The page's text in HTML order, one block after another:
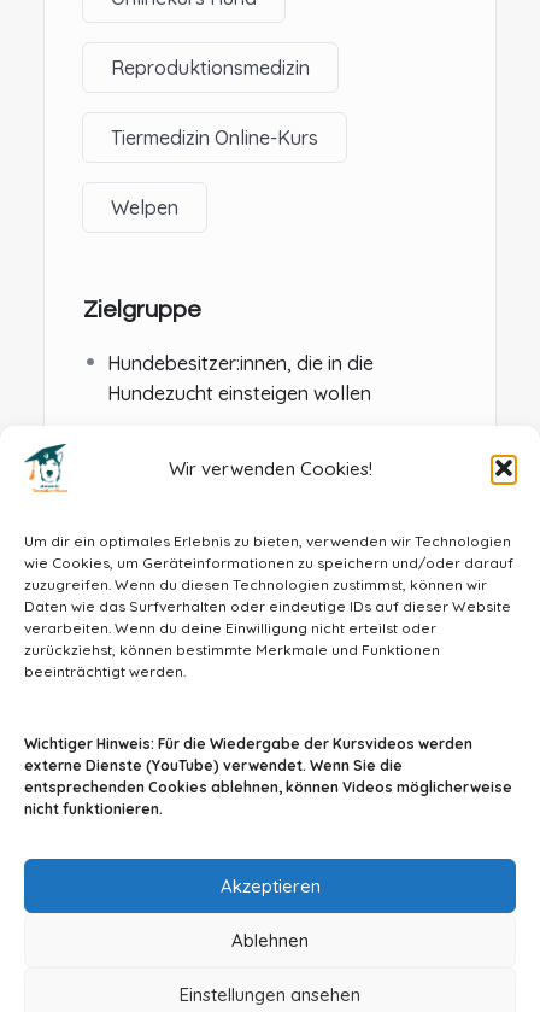
Wir verwenden Cookies!
Um dir ein optimales Erlebnis zu bieten, verwenden wir Technologien
wie Cookies, um Geräteinformationen zu speichern und/oder darauf
zuzugreifen. Wenn du diesen Technologien zustimmst, können wir
Daten wie das Surfverhalten oder eindeutige IDs auf dieser Website
verarbeiten. Wenn du deine Einwilligung nicht erteilst oder
zurückziehst, können bestimmte Merkmale und Funktionen
beeinträchtigt werden.
Wichtiger Hinweis: Für die Wiedergabe der Kursvideos werden
externe Dienste (YouTube) verwendet. Wenn Sie die
entsprechenden Cookies ablehnen, können Videos möglicherweise
nicht funktionieren.
Akzeptieren
Ablehnen
Einstellungen ansehen
Reproduktionsmedizin
Tiermedizin Online-Kurs
Welpen
Zielgruppe
Hundebesitzer:innen, die in die
Hundezucht einsteigen wollen
Grundlagenwissen vertiefen wollen
info@tiermedizin-wissen.de